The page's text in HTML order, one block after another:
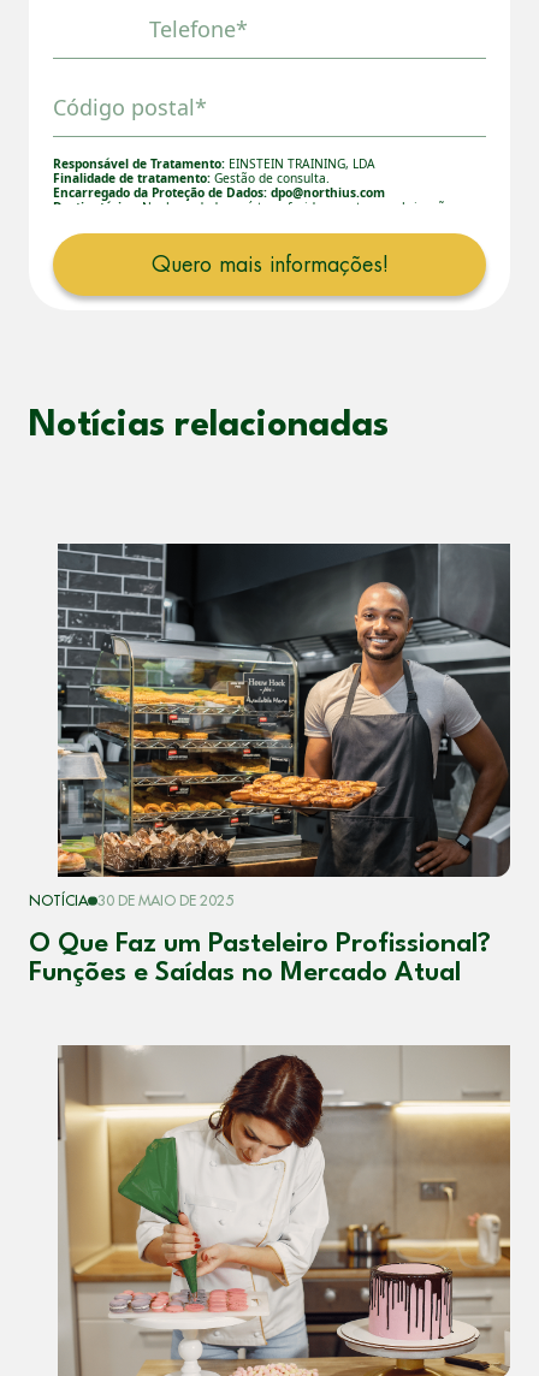
Telefone*
Código postal*
Responsável de Tratamento: EINSTEIN TRAINING, LDA
Finalidade de tratamento: Gestão de consulta.
Encarregado da Proteção de Dados: dpo@northius.com
Destinatários:
Nenhum dado será transferido, exceto por obrigação
outros direitos, conforme o explicito naPolítica de Privacidade.
Quero mais informações!
Notícias relacionadas
NOTÍCIA 30 DE MAIO DE 2025
O Que Faz um Pasteleiro Profissional?
Funções e Saídas no Mercado Atual